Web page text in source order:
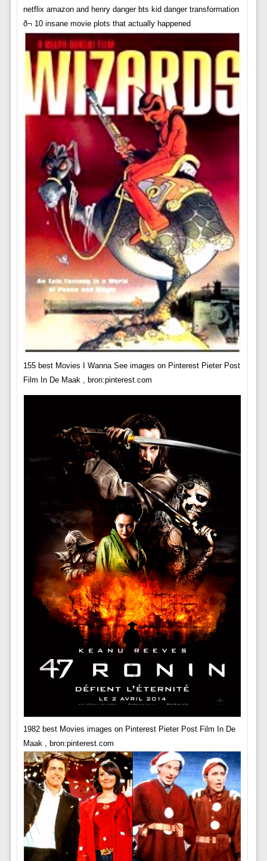
netflix amazon and henry danger bts kid danger transformation
ð¬ 10 insane movie plots that actually happened
155 best Movies I Wanna See images on Pinterest Pieter Post
Film In De Maak , bron:pinterest.com
1982 best Movies images on Pinterest Pieter Post Film In De
Maak , bron:pinterest.com